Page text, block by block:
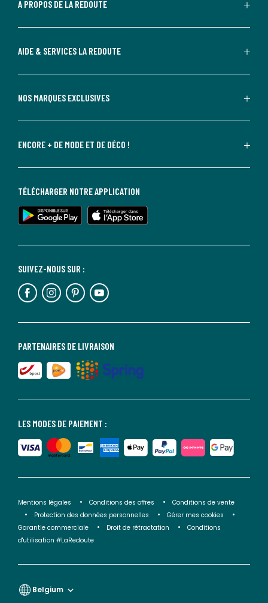
A PROPOS DE LA REDOUTE
AIDE & SERVICES LA REDOUTE
NOS MARQUES EXCLUSIVES
ENCORE + DE MODE ET DE DÉCO !
LES MODES DE PAIEMENT :
PARTENAIRES DE LIVRAISON
SUIVEZ-NOUS SUR :
TÉLÉCHARGER NOTRE APPLICATION
Mentions légales Conditions des offres
Conditions de vente
Protection des données personnelles
Gérer mes cookies
Garantie commerciale
Droit de rétractation
Conditions
d'utilisation #LaRedoute
Belgium